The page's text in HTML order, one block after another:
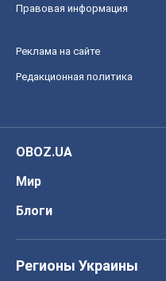
Правовая информация
Реклама на сайте
Редакционная политика
OBOZ.UA
Мир
Блоги
Регионы Украины